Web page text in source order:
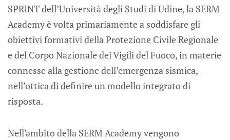
SPRINT dell’Università degli Studi di Udine, la SERM
Academy è volta primariamente a soddisfare gli
obiettivi formativi della Protezione Civile Regionale
e del Corpo Nazionale dei Vigili del Fuoco, in materie
connesse alla gestione dell’emergenza sismica,
nell’ottica di definire un modello integrato di
risposta.
Nell'ambito della SERM Academy vengono